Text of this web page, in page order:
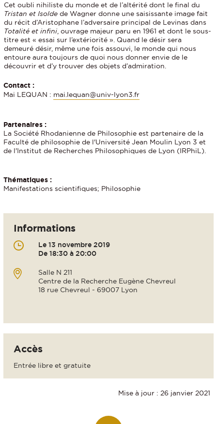
Cet oubli nihiliste du monde et de l’altérité dont le final du
Tristan et Isolde de Wagner donne une saisissante image fait
du récit d’Aristophane l’adversaire principal de Levinas dans
Totalité et infini , ouvrage majeur paru en 1961 et dont le sous-
titre est « essai sur l’extériorité ». Quand le désir sera
demeuré désir, même une fois assouvi, le monde qui nous
entoure aura toujours de quoi nous donner envie de le
découvrir et d’y trouver des objets d’admiration.
Contact :
Mai LEQUAN : mai.lequan@univ-lyon3.fr
Partenaires :
La Société Rhodanienne de Philosophie est partenaire de la
Faculté de philosophie de l'Université Jean Moulin Lyon 3 et
de l'Institut de Recherches Philosophiques de Lyon (IRPhiL).
Thématiques :
Manifestations scientifiques; Philosophie
Informations
Le 13 novembre 2019
De 18:30 à 20:00
Salle N 211
Centre de la Recherche Eugène Chevreul
18 rue Chevreul - 69007 Lyon
Accès
Entrée libre et gratuite
Mise à jour : 26 janvier 2021